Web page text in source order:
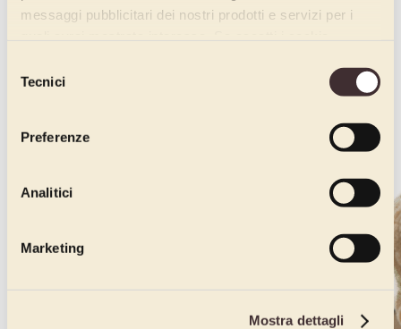
messaggi pubblicitari dei nostri prodotti e servizi per i
delTecnici
Preferenze
Analitici
Marketing
Mostra dettagli